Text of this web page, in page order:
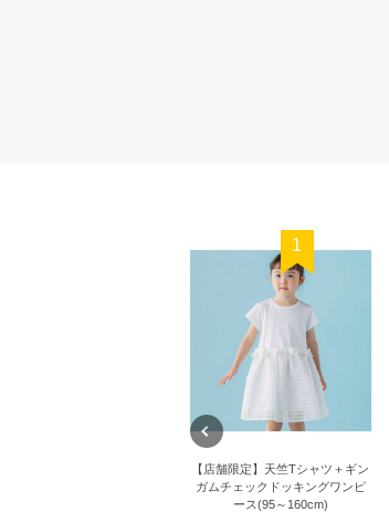
1
【店舗限定】天竺Tシャツ＋ギン
ガムチェックドッキングワンピ
ース(95～160cm)